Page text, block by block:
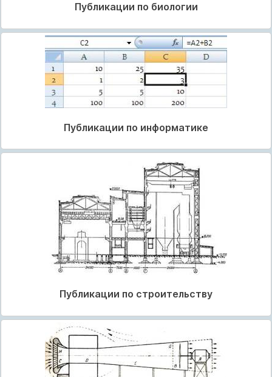
Публикации по биологии
Публикации по информатике
Публикации по строительству